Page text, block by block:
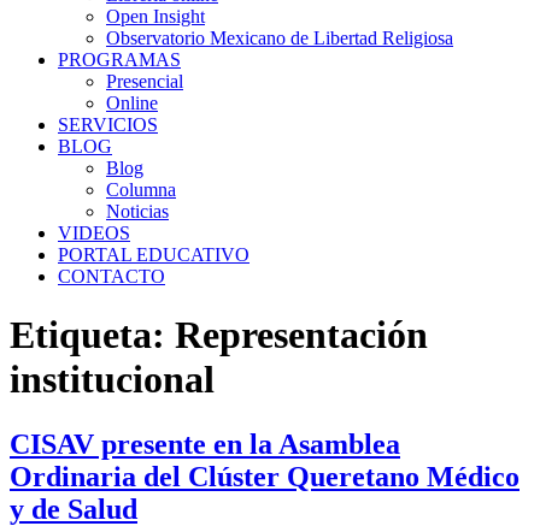
Open Insight
Observatorio Mexicano de Libertad Religiosa
PROGRAMAS
Presencial
Online
SERVICIOS
BLOG
Blog
Columna
Noticias
VIDEOS
PORTAL EDUCATIVO
CONTACTO
Etiqueta: Representación
institucional
CISAV presente en la Asamblea
Ordinaria del Clúster Queretano Médico
y de Salud